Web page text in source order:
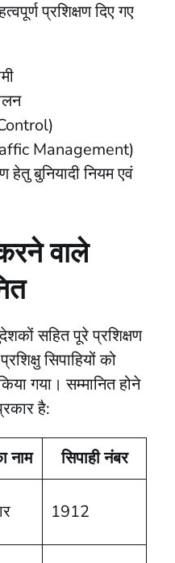
प्रशिक्षण दिए गए
Management)
हेतु बुनियादी नियम एवं
वाले
सहित पूरे प्रशिक्षण
सिपाहियों को
गया। सम्मानित होने
है:
नाम
सिपाही नंबर
1912